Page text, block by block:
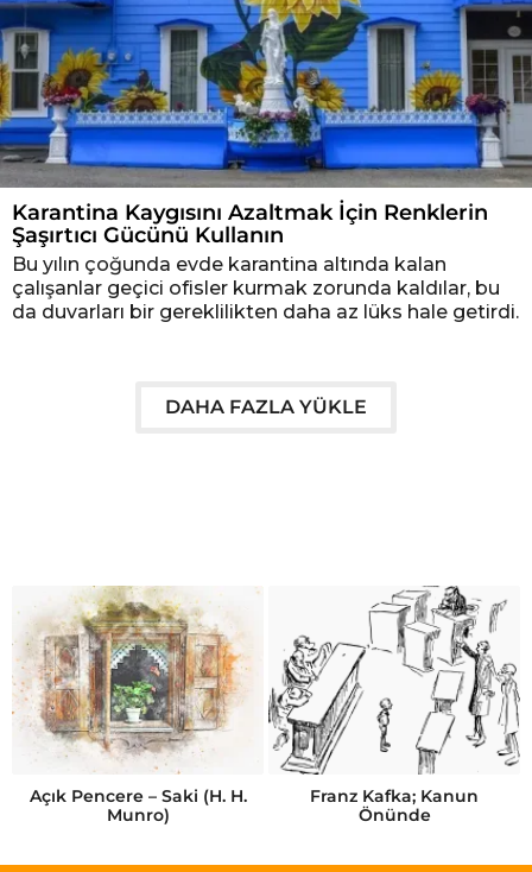
Karantina Kaygısını Azaltmak İçin Renklerin
Şaşırtıcı Gücünü Kullanın
Bu yılın çoğunda evde karantina altında kalan
çalışanlar geçici ofisler kurmak zorunda kaldılar, bu
da duvarları bir gereklilikten daha az lüks hale getirdi.
DAHA FAZLA YÜKLE
Açık Pencere – Saki (H. H.
Munro)
Franz Kafka; Kanun
Önünde